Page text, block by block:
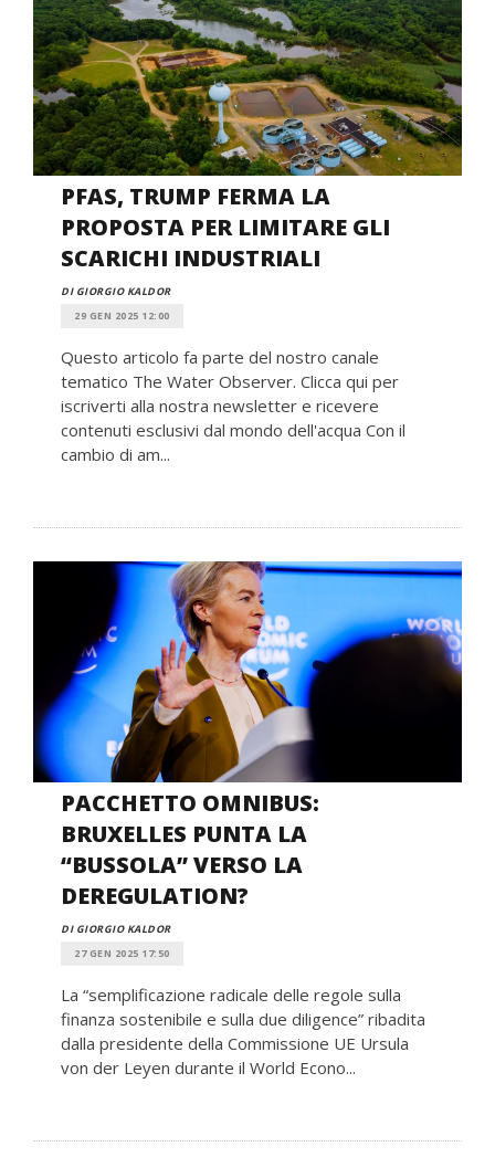
PFAS, TRUMP FERMA LA
PROPOSTA PER LIMITARE GLI
SCARICHI INDUSTRIALI
DI GIORGIO KALDOR
29 GEN 2025 12:00
Questo articolo fa parte del nostro canale
tematico The Water Observer. Clicca qui per
iscriverti alla nostra newsletter e ricevere
contenuti esclusivi dal mondo dell'acqua Con il
cambio di am...
PACCHETTO OMNIBUS:
BRUXELLES PUNTA LA
“BUSSOLA” VERSO LA
DEREGULATION?
DI GIORGIO KALDOR
27 GEN 2025 17:50
La “semplificazione radicale delle regole sulla
finanza sostenibile e sulla due diligence” ribadita
dalla presidente della Commissione UE Ursula
von der Leyen durante il World Econo...